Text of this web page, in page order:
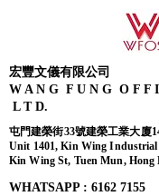
宏豐文儀有限公司
W A N G F U N G O F F
L T D.
屯門建榮街33號建榮工業大廈
Unit 1401, Kin Wing
Kin Wing St, Tuen Mun, Hong
WHATSAPP : 6162 7155​